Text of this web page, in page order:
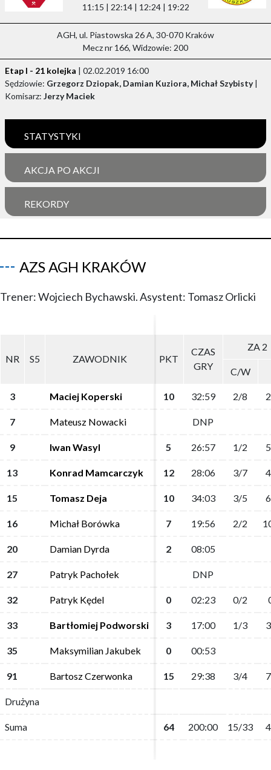
11:15 | 22:14 | 12:24 | 19:22
AGH, ul. Piastowska 26 A, 30-070 Kraków
Mecz nr 166, Widzowie: 200
Etap I - 21 kolejka | 02.02.2019 16:00
Sędziowie: Grzegorz Dziopak, Damian Kuziora, Michał Szybisty|
Komisarz: Jerzy Maciek
STATYSTYKI
AKCJA PO AKCJI
REKORDY
AZS AGH KRAKÓW
Trener: Wojciech Bychawski. Asystent: Tomasz Orlicki
NR S5 ZAWODNIK PKT
CZAS
GRY
ZA 2
C/W
3 Maciej Koperski 10 32:59 2/8
7 Mateusz Nowacki DNP
9 Iwan Wasyl 5 26:57 1/2
13 Konrad Mamcarczyk 12 28:06 3/7
15 Tomasz Deja 10 34:03 3/5
16 Michał Borówka 7 19:56 2/2
20 Damian Dyrda 2 08:05
27 Patryk Pachołek DNP
32 Patryk Kędel 0 02:23 0/2
33 Bartłomiej Podworski 3 17:00 1/3
35 Maksymilian Jakubek 0 00:53
91 Bartosz Czerwonka 15 29:38 3/4
Drużyna
Suma 64 200:00 15/33
NR S5 ZAWODNIK PKT
CZAS
GRY
ZA 2
C/W
3 Maciej Koperski 10 32:59 2/8
7 Mateusz Nowacki DNP
9 Iwan Wasyl 5 26:57 1/2
13 Konrad Mamcarczyk 12 28:06 3/7
15 Tomasz Deja 10 34:03 3/5
16 Michał Borówka 7 19:56 2/2
20 Damian Dyrda 2 08:05
27 Patryk Pachołek DNP
32 Patryk Kędel 0 02:23 0/2
33 Bartłomiej Podworski 3 17:00 1/3
35 Maksymilian Jakubek 0 00:53
91 Bartosz Czerwonka 15 29:38 3/4
Drużyna
Suma 64 200:00 15/33